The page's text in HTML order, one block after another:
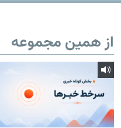
از همین مجموعه